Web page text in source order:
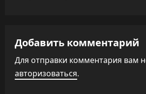
и
я
Добавить комментарий
Для отправки комментария вам
авторизоваться.